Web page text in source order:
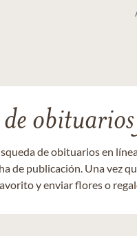
de obituarios en
de publicación. Una vez
y enviar flores o